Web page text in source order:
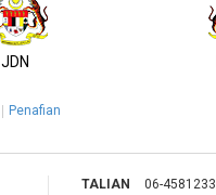
JDN
Penafian
TALIAN 06-4581233